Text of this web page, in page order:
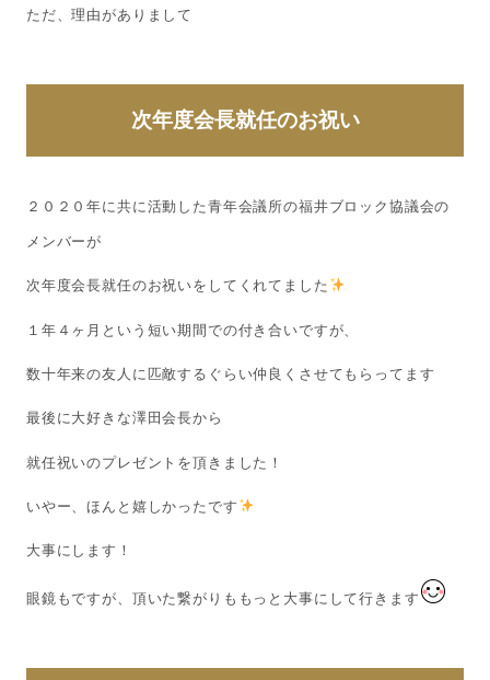
ただ、理由がありまして
次年度会長就任のお祝い
２０２０年に共に活動した青年会議所の福井ブロック協議会の
メンバーが
次年度会長就任のお祝いをしてくれてました
１年４ヶ月という短い期間での付き合いですが、
数十年来の友人に匹敵するぐらい仲良くさせてもらってます
最後に大好きな澤田会長から
就任祝いのプレゼントを頂きました！
いやー、ほんと嬉しかったです
大事にします！
眼鏡もですが、頂いた繋がりももっと大事にして行きます